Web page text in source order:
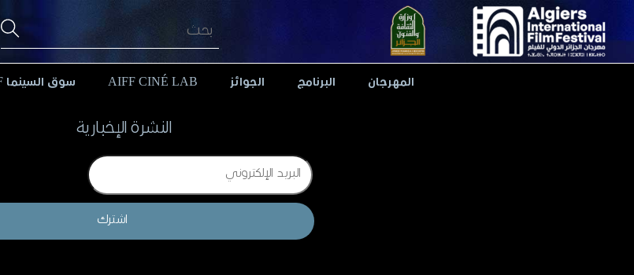
content
المهرجان البرنامج الجوائز AIFF CINÉ LAB سوق السينما AIFF
النشرة الإخبارية
Email
اشترك